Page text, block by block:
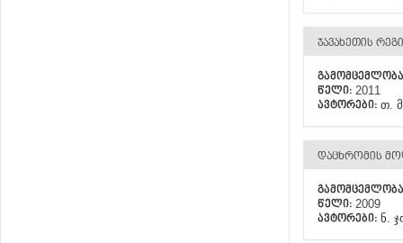
ᲯᲐᲕᲐᲮᲔᲗᲘᲡ
ᲬᲔᲚᲘ: 2011
ᲐᲕᲢᲝᲠᲔᲑᲘ: თ.
ᲓᲐᲪᲮᲠᲝᲛᲘᲡ
ᲬᲔᲚᲘ: 2009
ᲐᲕᲢᲝᲠᲔᲑᲘ: ნ.